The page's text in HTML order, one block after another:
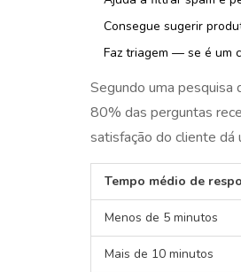
Consegue sugerir
Faz triagem — se é um
Segundo uma pesquisa
80% das perguntas
satisfação do cliente
Tempo médio de
Menos de 5 minutos
Mais de 10 minutos